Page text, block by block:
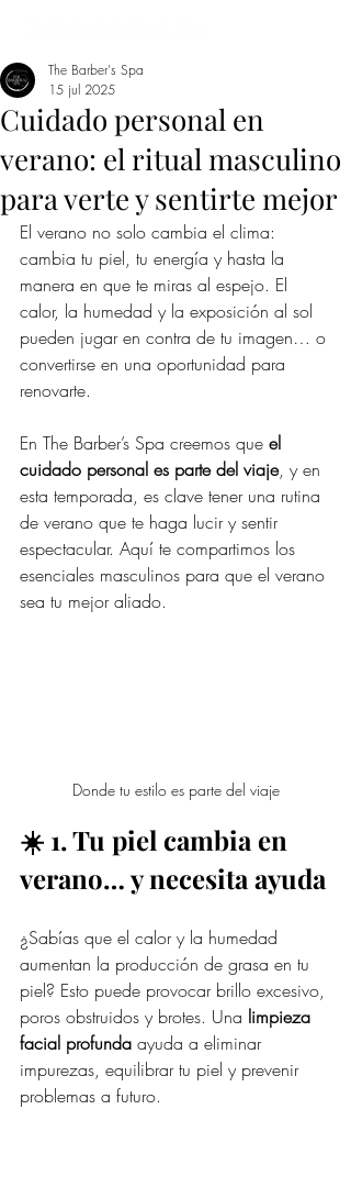
Cuidado personal en
verano: el ritual masculino
para verte y sentirte mejor
The Barber's Spa
15 jul 2025
El verano no solo cambia el clima:
cambia tu piel, tu energía y hasta la
manera en que te miras al espejo. El
calor, la humedad y la exposición al sol
pueden jugar en contra de tu imagen… o
convertirse en una oportunidad para
renovarte.
En The Barber’s Spa creemos que el
cuidado personal es parte del viaje, y en
esta temporada, es clave tener una rutina
de verano que te haga lucir y sentir
espectacular. Aquí te compartimos los
esenciales masculinos para que el verano
sea tu mejor aliado.
Donde tu estilo es parte del viaje
☀️ 1. Tu piel cambia en
verano… y necesita ayuda
¿Sabías que el calor y la humedad
aumentan la producción de grasa en tu
piel? Esto puede provocar brillo excesivo,
poros obstruidos y brotes. Una limpieza
facial profunda ayuda a eliminar
impurezas, equilibrar tu piel y prevenir
problemas a futuro.